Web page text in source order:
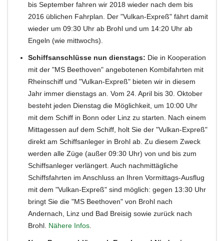
bis September fahren wir 2018 wieder nach dem bis
2016 üblichen Fahrplan. Der "Vulkan-Expreß" fährt damit
wieder um 09:30 Uhr ab Brohl und um 14:20 Uhr ab
Engeln (wie mittwochs).
Schiffsanschlüsse nun dienstags: Die in Kooperation
mit der "MS Beethoven" angebotenen Kombifahrten mit
Rheinschiff und "Vulkan-Expreß" bieten wir in diesem
Jahr immer dienstags an. Vom 24. April bis 30. Oktober
besteht jeden Dienstag die Möglichkeit, um 10:00 Uhr
mit dem Schiff in Bonn oder Linz zu starten. Nach einem
Mittagessen auf dem Schiff, holt Sie der "Vulkan-Expreß"
direkt am Schiffsanleger in Brohl ab. Zu diesem Zweck
werden alle Züge (außer 09:30 Uhr) von und bis zum
Schiffsanleger verlängert. Auch nachmittägliche
Schiffsfahrten im Anschluss an Ihren Vormittags-Ausflug
mit dem "Vulkan-Expreß" sind möglich: gegen 13:30 Uhr
bringt Sie die "MS Beethoven" von Brohl nach
Andernach, Linz und Bad Breisig sowie zurück nach
Brohl. Nähere Infos